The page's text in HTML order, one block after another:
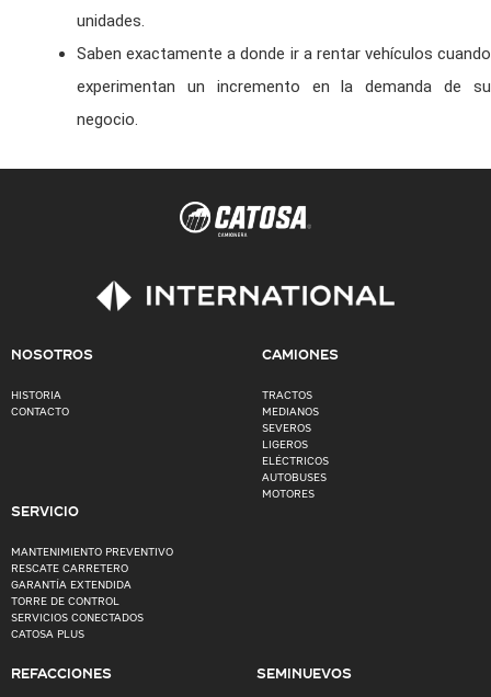
unidades.
Saben exactamente a donde ir a rentar vehículos cuando
experimentan un incremento en la demanda de su
negocio.
NOSOTROS
HISTORIA
CONTACTO
CAMIONES
TRACTOS
MEDIANOS
SEVEROS
LIGEROS
ELÉCTRICOS
AUTOBUSES
MOTORES
SERVICIO
MANTENIMIENTO PREVENTIVO
RESCATE CARRETERO
GARANTÍA EXTENDIDA
TORRE DE CONTROL
SERVICIOS CONECTADOS
CATOSA PLUS
REFACCIONES SEMINUEVOS